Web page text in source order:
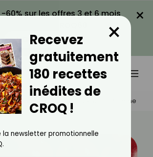
-60% sur les offres 3 et 6 mois
VOIR LA PROMO
×
Alimentation Vrai-Faux Sur La Pomme
Recevez
gratuitement
180 recettes
inédites de
CROQ !
×
la newsletter promotionnelle